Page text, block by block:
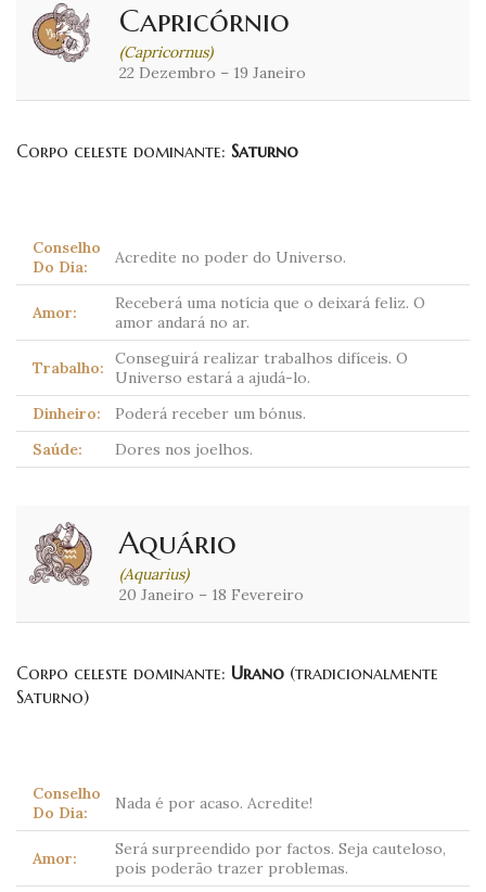
Capricórnio
(Capricornus)
22 Dezembro – 19 Janeiro
Corpo celeste dominante: Saturno
Conselho
Do Dia:
Acredite no poder do Universo.
Amor:
Receberá uma notícia que o deixará feliz. O
amor andará no ar.
Trabalho:
Conseguirá realizar trabalhos difíceis. O
Universo estará a ajudá-lo.
Dinheiro:
Poderá receber um bónus.
Saúde:
Dores nos joelhos.
Aquário
(Aquarius)
20 Janeiro – 18 Fevereiro
Corpo celeste dominante: Urano (tradicionalmente
Saturno)
Conselho
Do Dia:
Nada é por acaso. Acredite!
Amor:
Será surpreendido por factos. Seja cauteloso,
pois poderão trazer problemas.